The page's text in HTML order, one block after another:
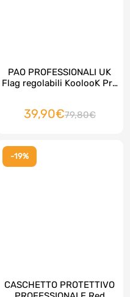
PAO PROFESSIONALI UK
Flag regolabili KoolooK Pro
39,90€79,80€
-19%
CASCHETTO PROTETTIVO